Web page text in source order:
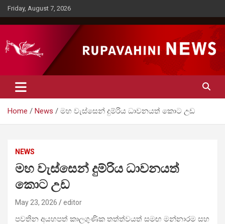
Skip
to
content
Friday, August 7, 2026
Rupavahini News
Home News මහ වැස්සෙන් දුම්රිය ධාවනයත් කොට උඩ
NEWS
මහ වැස්සෙන් දුම්රිය ධාවනයත්
කොට උඩ
May 23, 2026 editor
පවතින අයහපත් කාලගුණික තත්ත්වයත් සමඟ මන්නාරම සහ